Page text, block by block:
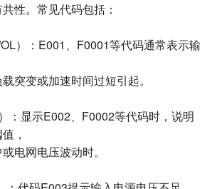
性。常见代码包括：
）：E001、F0001等代码通常表示输
突变或加速时间过短引起。
：显示E002、F0002等代码时，说明
，
电网电压波动时。